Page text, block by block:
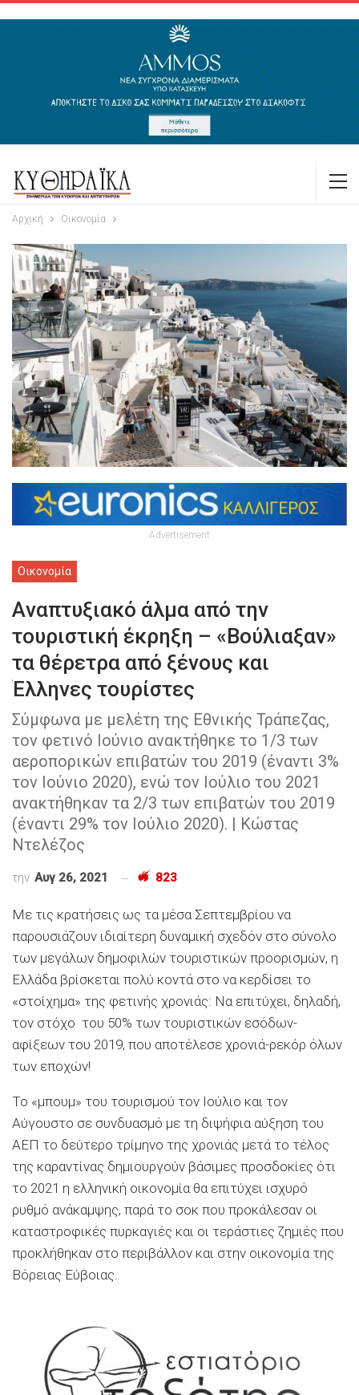
Αρχική Οικονομία
Advertisement
Οικονομία
Aναπτυξιακό άλμα από την
τουριστική έκρηξη – «Βούλιαξαν»
τα θέρετρα από ξένους και
Έλληνες τουρίστες
Σύμφωνα με μελέτη της Εθνικής Τράπεζας,
τον φετινό Ιούνιο ανακτήθηκε το 1/3 των
αεροπορικών επιβατών του 2019 (έναντι 3%
τον Ιούνιο 2020), ενώ τον Ιούλιο του 2021
ανακτήθηκαν τα 2/3 των επιβατών του 2019
(έναντι 29% τον Ιούλιο 2020). | Κώστας
Ντελέζος
την Αυγ 26, 2021 823
Με τις κρατήσεις ως τα μέσα Σεπτεμβρίου να
παρουσιάζουν ιδιαίτερη δυναμική σχεδόν στο σύνολο
των μεγάλων δημοφιλών τουριστικών προορισμών, η
Ελλάδα βρίσκεται πολύ κοντά στο να κερδίσει το
«στοίχημα» της φετινής χρονιάς: Να επιτύχει, δηλαδή,
τον στόχο του 50% των τουριστικών εσόδων-
αφίξεων του 2019, που αποτέλεσε χρονιά-ρεκόρ όλων
των εποχών!
Το «μπουμ» του τουρισμού τον Ιούλιο και τον
Αύγουστο σε συνδυασμό με τη διψήφια αύξηση του
ΑΕΠ το δεύτερο τρίμηνο της χρονιάς μετά το τέλος
της καραντίνας δημιουργούν βάσιμες προσδοκίες ότι
το 2021 η ελληνική οικονομία θα επιτύχει ισχυρό
ρυθμό ανάκαμψης, παρά το σοκ που προκάλεσαν οι
καταστροφικές πυρκαγιές και οι τεράστιες ζημιές που
προκλήθηκαν στο περιβάλλον και στην οικονομία της
Βόρειας Εύβοιας.